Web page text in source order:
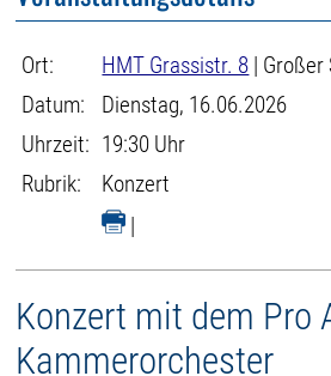
Ort: HMT Grassistr. 8 | Großer
Datum:
Dienstag, 16.06.2026
Uhrzeit: 19:30 Uhr
Rubrik:
Konzert
|
Konzert mit dem Pro
Kammerorchester